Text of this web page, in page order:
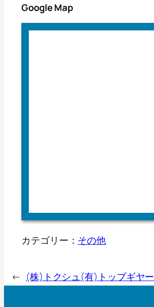
Google Map
カテゴリー： その他
← (株)トクシュ(有)トップギヤー